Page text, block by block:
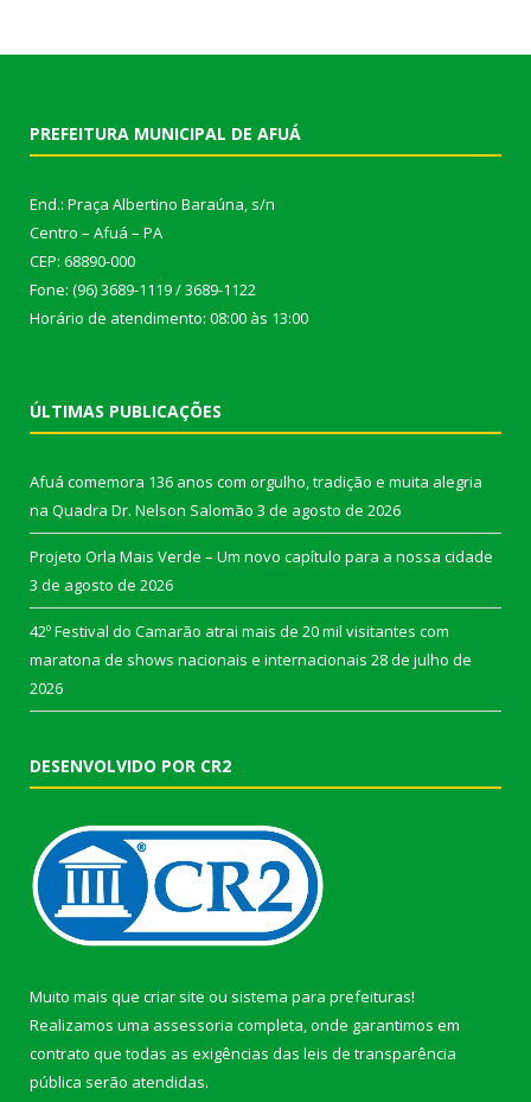
PREFEITURA MUNICIPAL DE AFUÁ
End.: Praça Albertino Baraúna, s/n
Centro – Afuá – PA
CEP: 68890-000
Fone: (96) 3689-1119 / 3689-1122
Horário de atendimento: 08:00 às 13:00
ÚLTIMAS PUBLICAÇÕES
Afuá comemora 136 anos com orgulho, tradição e muita alegria
na Quadra Dr. Nelson Salomão 3 de agosto de 2026
Projeto Orla Mais Verde – Um novo capítulo para a nossa cidade
3 de agosto de 2026
42º Festival do Camarão atrai mais de 20 mil visitantes com
maratona de shows nacionais e internacionais 28 de julho de
2026
DESENVOLVIDO POR CR2
Muito mais que criar site ou sistema para prefeituras!
Realizamos uma assessoria completa, onde garantimos em
contrato que todas as exigências das leis de transparência
pública serão atendidas.